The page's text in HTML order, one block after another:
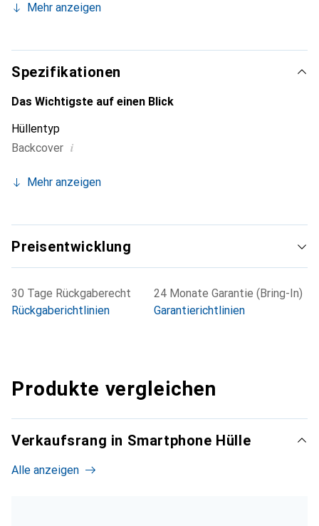
unverzichtbaren Accessoire Ihres Smartphones.
die Marke Noreve eine sichere Wahl für eine
anspruchsvolle Kundschaft.
Mehr anzeigen
Spezifikationen
Das Wichtigste auf einen Blick
Hüllentyp
Backcover i
Mehr anzeigen
Preisentwicklung
30 Tage Rückgaberecht
Rückgaberichtlinien
24 Monate Garantie (Bring-In)
Garantierichtlinien
Produkte vergleichen
Verkaufsrang in Smartphone Hülle
Alle anzeigen